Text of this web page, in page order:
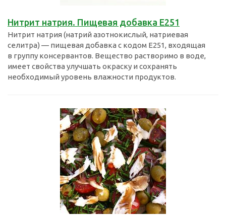
Нитрит натрия. Пищевая добавка Е251
Нитрит натрия (натрий азотнокислый, натриевая
селитра) — пищевая добавка с кодом E251, входящая
в группу консервантов. Вещество растворимо в воде,
имеет свойства улучшать окраску и сохранять
необходимый уровень влажности продуктов.